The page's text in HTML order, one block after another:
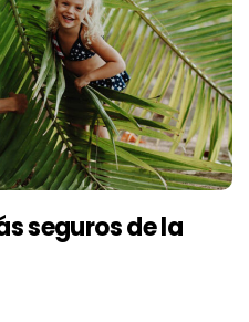
seguros de la